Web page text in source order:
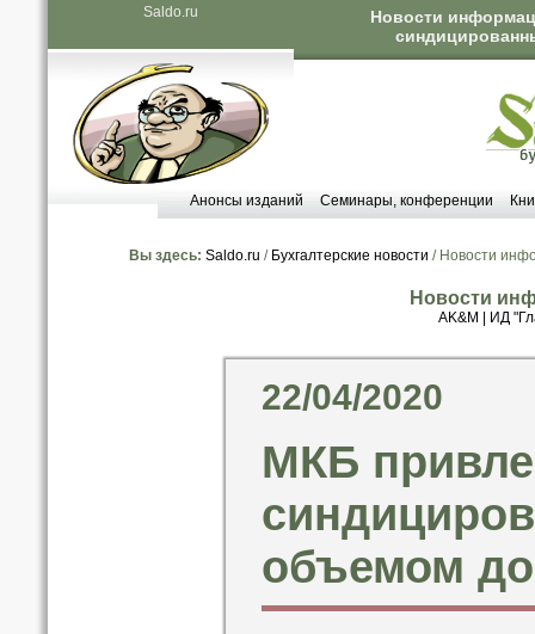
Saldo.ru
Новости
Анонсы изданий Семинары, конференции
Вы здесь: Saldo.ru / Бухгалтерские новости / Новости
Новости
AK&M ИД
22/04/2020
МКБ
объемом